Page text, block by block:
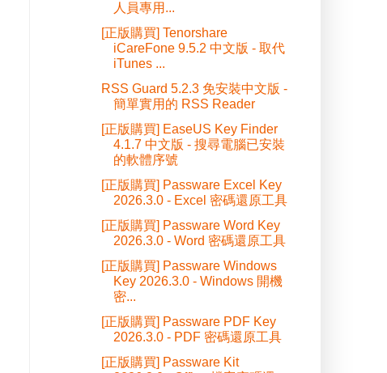
人員專用...
[正版購買] Tenorshare
iCareFone 9.5.2 中文版 - 取代
iTunes ...
RSS Guard 5.2.3 免安裝中文版 -
簡單實用的 RSS Reader
[正版購買] EaseUS Key Finder
4.1.7 中文版 - 搜尋電腦已安裝
的軟體序號
[正版購買] Passware Excel Key
2026.3.0 - Excel 密碼還原工具
[正版購買] Passware Word Key
2026.3.0 - Word 密碼還原工具
[正版購買] Passware Windows
Key 2026.3.0 - Windows 開機
密...
[正版購買] Passware PDF Key
2026.3.0 - PDF 密碼還原工具
[正版購買] Passware Kit